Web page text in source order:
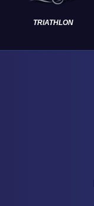
TRIATHLON